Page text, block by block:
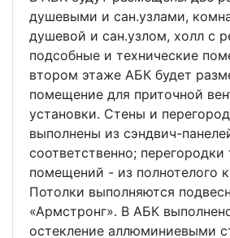
душевыми и сан.узлами,
душевой и сан.узлом, холл с
подсобные и технические
втором этаже АБК будет
помещение для приточной
установки. Стены и
выполнены из сэндвич-
соответственно; перегородки
помещений - из полнотелого
Потолки выполняются
«Армстронг». В АБК
остекление аллюминиевыми